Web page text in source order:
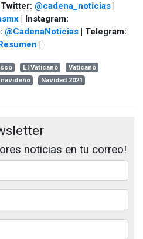
@cadena_noticias |
| Instagram:
@CadenaNoticias | Telegram:
|
El Vaticano
Vaticano
Navidad 2021
noticias en tu correo!